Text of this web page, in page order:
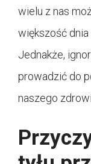
wielu z nas
większość
Jednakże,
prowadzić do
naszego